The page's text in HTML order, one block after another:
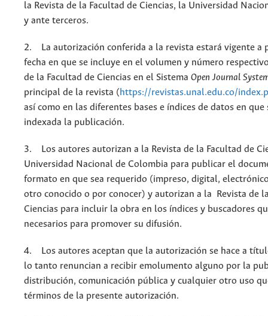
la Revista de la Facultad de Ciencias, la Universidad
y ante terceros.
2. La autorización conferida a la revista estará vigente a
fecha en que se incluye en el volumen y número
de la Facultad de Ciencias en el Sistema Open Journal
principal de la revista (https://revistas.unal.edu.co/
así como en las diferentes bases e índices de datos en que
indexada la publicación.
3. Los autores autorizan a la Revista de la Facultad de
Universidad Nacional de Colombia para publicar el
formato en que sea requerido (impreso, digital,
otro conocido o por conocer) y autorizan a la Revista de
Ciencias para incluir la obra en los índices y buscadores
necesarios para promover su difusión.
4. Los autores aceptan que la autorización se hace a
lo tanto renuncian a recibir emolumento alguno por la
distribución, comunicación pública y cualquier otro uso
términos de la presente autorización.